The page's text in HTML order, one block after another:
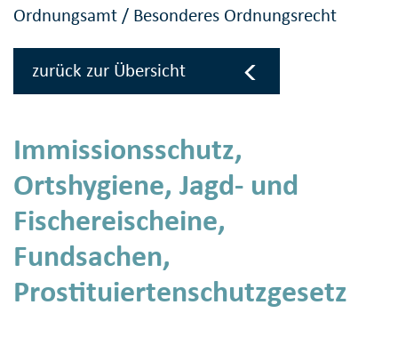
Ordnungsamt / Besonderes Ordnungsrecht
zurück zur Übersicht
Immissionsschutz,
Ortshygiene, Jagd- und
Fischereischeine,
Fundsachen,
Prostituiertenschutzgesetz